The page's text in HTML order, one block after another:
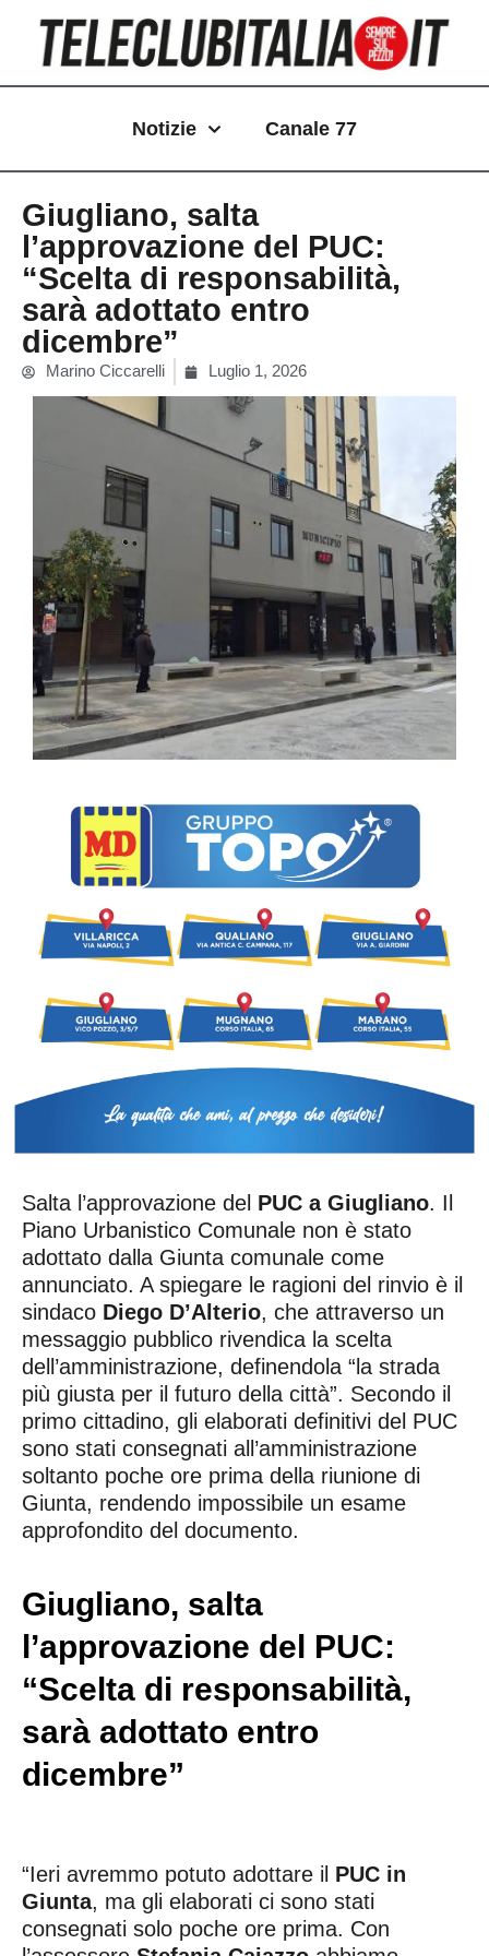
contenuto
Notizie Canale 77
Giugliano, salta
l’approvazione del PUC:
“Scelta di responsabilità,
sarà adottato entro
dicembre”
Marino Ciccarelli Luglio 1, 2026
Salta l’approvazione del PUC a Giugliano. Il
Piano Urbanistico Comunale non è stato
adottato dalla Giunta comunale come
annunciato. A spiegare le ragioni del rinvio è il
sindaco Diego D’Alterio, che attraverso un
messaggio pubblico rivendica la scelta
dell’amministrazione, definendola “la strada
più giusta per il futuro della città”. Secondo il
primo cittadino, gli elaborati definitivi del PUC
sono stati consegnati all’amministrazione
soltanto poche ore prima della riunione di
Giunta, rendendo impossibile un esame
approfondito del documento.
Giugliano, salta
l’approvazione del PUC:
“Scelta di responsabilità,
sarà adottato entro
dicembre”
“Ieri avremmo potuto adottare il PUC in
Giunta, ma gli elaborati ci sono stati
consegnati solo poche ore prima. Con